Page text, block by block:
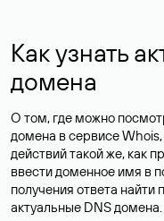
Как узнать
домена
О том, где можно
домена в сервисе
действий такой же, как
ввести доменное имя в
получения ответа найти
актуальные DNS домена.